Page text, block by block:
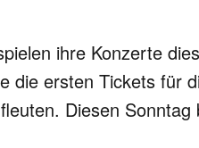
ihre Konzerte
die ersten Tickets für
Diesen